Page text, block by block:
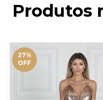
Produtos
27%
OFF